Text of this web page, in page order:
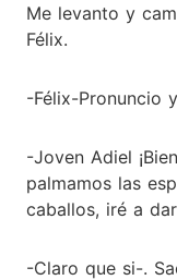
Me levanto y
Félix.
-Félix-Pronuncio
-Joven Adiel
palmamos las
caballos, iré a
-Claro que si-.